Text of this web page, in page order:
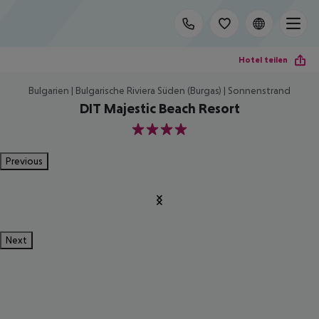
Hotel teilen
Bulgarien | Bulgarische Riviera Süden (Burgas) | Sonnenstrand
DIT Majestic Beach Resort
4
Previous
Next